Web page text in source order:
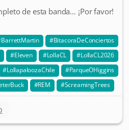
de esta banda… ¡Por favor!
BarrettMartin
BitacoraDeConciertos
Eleven LollaCL
LollaCL2026
LollapaloozaChile
ParqueOHiggins
REM ScreamingTrees